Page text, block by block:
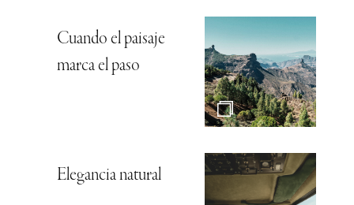
Cuando el paisaje
marca el paso
Elegancia natural